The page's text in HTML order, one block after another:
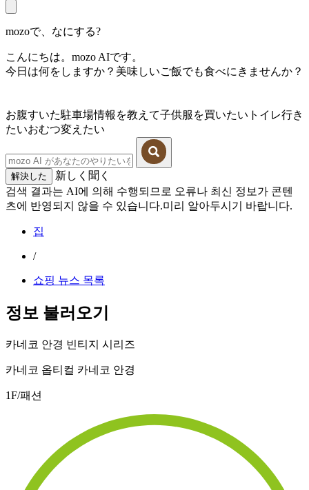
mozoで、なにする?
こんにちは。mozo AIです。
今日は何をしますか？美味しいご飯でも食べにきませんか？
お腹すいた駐車場情報を教えて子供服を買いたい トイレ行き
たいおむつ変えたい
解決した
新しく聞く
검색 결과는 AI에 의해 수행되므로 오류나 최신 정보가 콘텐
츠에 반영되지 않을 수 있습니다.미리 알아두시기 바랍니다.
집
/
쇼핑 뉴스 목록
정보 불러오기
카네코 안경 빈티지 시리즈
카네코 옵티컬 카네코 안경
1F/패션